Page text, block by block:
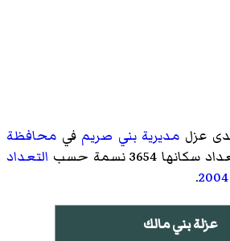
عزل مديرية بني صريم في محافظة
3654 نسمة حسب
التعداد
.
عزلة بني مالك